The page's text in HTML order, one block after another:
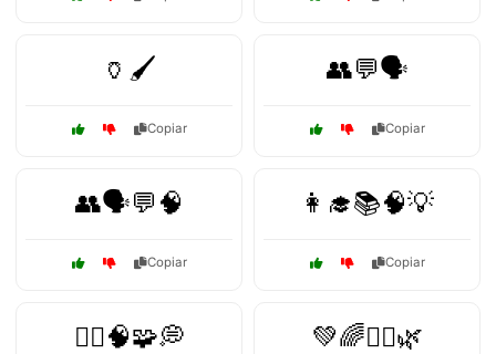
🏺🖌️
Copiar
👥💬🗣️
Copiar
👥🗣️💬🧠
Copiar
👩‍🎓📚🧠💡
Copiar
👩‍⚕️🧠🧩💭 💚🌈🧘‍♂️🌿